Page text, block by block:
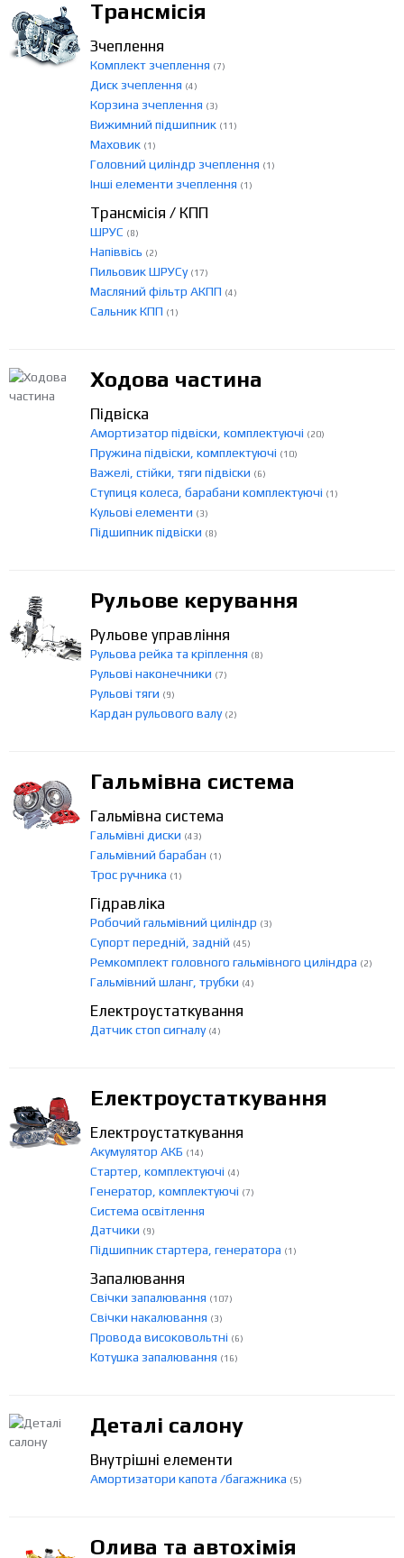
Трансмісія
Зчеплення
Комплект зчеплення (7)
Диск зчеплення (4)
Корзина зчеплення (3)
Вижимний підшипник (11)
Маховик (1)
Головний циліндр зчеплення (1)
Інші елементи зчеплення (1)
Трансмісія / КПП
ШРУС (8)
Напіввісь (2)
Пильовик ШРУСу (17)
Масляний фільтр АКПП (4)
Сальник КПП (1)
Ходова частина
Підвіска
Амортизатор підвіски, комплектуючі (20)
Пружина підвіски, комплектуючі (10)
Важелі, стійки, тяги підвіски (6)
Ступиця колеса, барабани комплектуючі (1)
Кульові елементи (3)
Підшипник підвіски (8)
Рульове керування
Рульове управління
Рульова рейка та кріплення (8)
Рульові наконечники (7)
Рульові тяги (9)
Кардан рульового валу (2)
Гальмівна система
Гальмівна система
Гальмівні диски (43)
Гальмівний барабан (1)
Трос ручника (1)
Гідравліка
Робочий гальмівний циліндр (3)
Супорт передній, задній (45)
Ремкомплект головного гальмівного циліндра (2)
Гальмівний шланг, трубки (4)
Електроустаткування
Датчик стоп сигналу (4)
Електроустаткування
Електроустаткування
Акумулятор АКБ (14)
Стартер, комплектуючі (4)
Генератор, комплектуючі (7)
Система освітлення
Датчики (9)
Підшипник стартера, генератора (1)
Запалювання
Свічки запалювання (107)
Свічки накалювання (3)
Провода високовольтні (6)
Котушка запалювання (16)
Деталі салону
Внутрішні елементи
Амортизатори капота /багажника (5)
Олива та автохімія